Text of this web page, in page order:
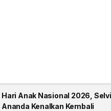
Hari Anak Nasional 2026, Selvi
Ananda Kenalkan Kembali